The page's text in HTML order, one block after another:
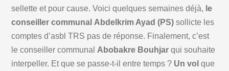
sellette et pour cause. Voici quelques semaines déjà, le
conseiller communal Abdelkrim Ayad (PS)sollicte les
comptes d’asbl TRS pas de réponse. Finalement, c’est
le conseiller communalAbobakre Bouhjar qui souhaite
interpeller. Et que se passe-t-il entre temps ? Un vol que